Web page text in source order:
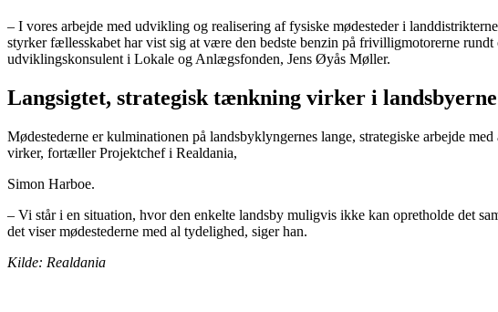
– I vores arbejde med udvikling og realisering af fysiske mødesteder i
styrker fællesskabet har vist sig at være den bedste benzin på frivilligmotorerne
udviklingskonsulent i Lokale og Anlægsfonden, Jens Øyås Møller.
Langsigtet, strategisk tænkning virker i landsbyerne
Mødestederne er kulminationen på landsbyklyngernes lange, strategiske arbejde
virker, fortæller Projektchef i Realdania,
Simon Harboe.
– Vi står i en situation, hvor den enkelte landsby muligvis ikke kan opretholde det
det viser mødestederne med al tydelighed, siger han.
Kilde: Realdania